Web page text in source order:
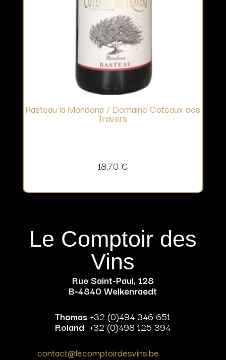
Rasteau la Mondona / Domaine Coteaux des
Travers
18,70 €
Le Comptoir des
Vins
Rue Saint-Paul, 128
B-4840 Welkenraedt
Thomas +32 (0)494 346 651
Roland +32 (0)498 125 394
contact@lecomptoirdesvins.be